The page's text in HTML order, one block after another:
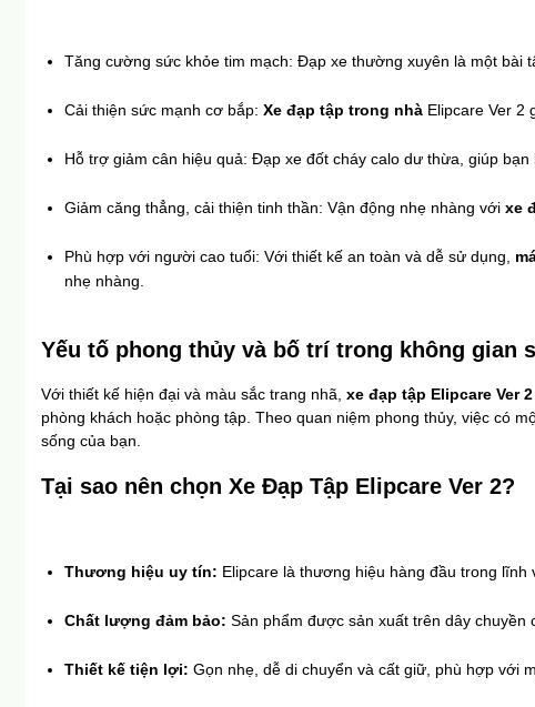
Tăng cường sức khỏe tim mạch: Đạp xe thường xuyên là một bài
Cải thiện sức mạnh cơ bắp: Xe đạp tập trong nhà Elipcare Ver 2
Hỗ trợ giảm cân hiệu quả: Đạp xe đốt cháy calo dư thừa, giúp
Giảm căng thẳng, cải thiện tinh thần: Vận động nhẹ nhàng với xe
Phù hợp với người cao tuổi: Với thiết kế an toàn và dễ sử dụng,
nhẹ nhàng.
Yếu tố phong thủy và bố trí trong không gian
Với thiết kế hiện đại và màu sắc trang nhã, xe đạp tập Elipcare Ver 2
phòng khách hoặc phòng tập. Theo quan niệm phong thủy, việc có
sống của bạn.
Tại sao nên chọn Xe Đạp Tập Elipcare Ver 2?
Thương hiệu uy tín: Elipcare là thương hiệu hàng đầu trong
Chất lượng đảm bảo: Sản phẩm được sản xuất trên dây chuyền
Thiết kế tiện lợi: Gọn nhẹ, dễ di chuyển và cất giữ, phù hợp với